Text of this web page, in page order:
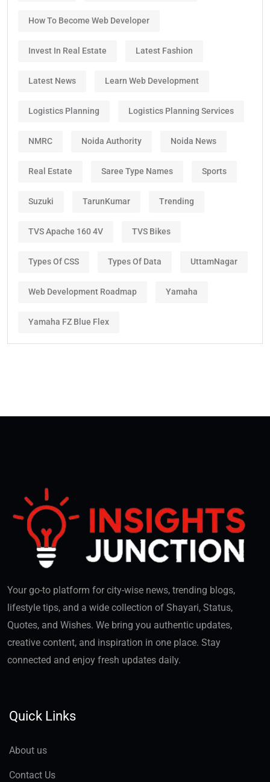
How To Become Web Developer
Invest In Real Estate Latest Fashion
Latest News Learn Web Development
Logistics Planning Logistics Planning Services
NMRC Noida Authority Noida News
Real Estate Saree Type Names Sports
Suzuki TarunKumar Trending
TVS Apache 160 4V TVS Bikes
Types Of CSS Types Of Data UttamNagar
Web Development Roadmap Yamaha
Yamaha FZ Blue Flex
Your go-to platform for city-wise news, trending blogs,
lifestyle tips, and a wide collection of Shayari, Status,
Quotes, and Wishes. We bring you authentic updates,
creative content, and inspiration in one place. Stay
connected and enjoy fresh updates daily.
Quick Links
About us
Contact Us